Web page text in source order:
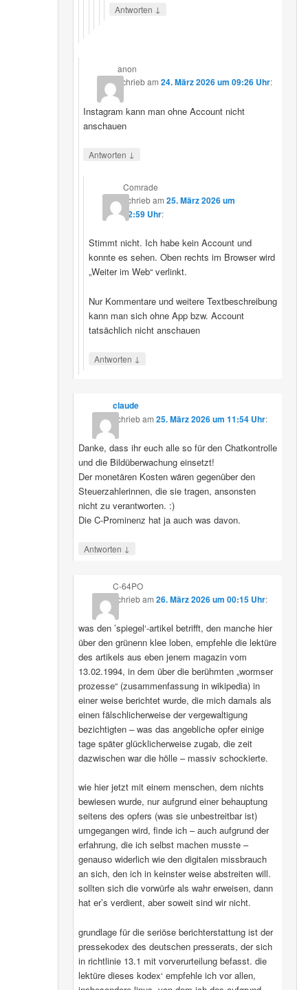
Antworten ↓
anon
schriebam24. März 2026 um 09:26 Uhr:
Instagram kann man ohne Account nicht
anschauen
Antworten ↓
Comrade
schriebam 25. März 2026 um
12:59 Uhr:
Stimmt nicht. Ich habe kein Account und
konnte es sehen. Oben rechts im Browser wird
„Weiter im Web“ verlinkt.
Nur Kommentare und weitere Textbeschreibung
kann man sich ohne App bzw. Account
tatsächlich nicht anschauen
Antworten ↓
claude
schriebam 25. März 2026 um 11:54 Uhr:
Danke, dass ihr euch alle so für den Chatkontrolle
und die Bildüberwachung einsetzt!
Der monetären Kosten wären gegenüber den
Steuerzahlerinnen, die sie tragen, ansonsten
nicht zu verantworten. :)
Die C-Prominenz hat ja auch was davon.
Antworten ↓
C-64PO
schriebam 26. März 2026 um 00:15 Uhr:
was den ’spiegel‘-artikel betrifft, den manche hier
über den grünenn klee loben, empfehle die lektüre
des artikels aus eben jenem magazin vom
13.02.1994, in dem über die berühmten „wormser
prozesse“ (zusammenfassung in wikipedia) in
einer weise berichtet wurde, die mich damals als
einen fälschlicherweise der vergewaltigung
bezichtigten – was das angebliche opfer einige
tage später glücklicherweise zugab, die zeit
dazwischen war die hölle – massiv schockierte.
wie hier jetzt mit einem menschen, dem nichts
bewiesen wurde, nur aufgrund einer behauptung
seitens des opfers (was sie unbestreitbar ist)
umgegangen wird, finde ich – auch aufgrund der
erfahrung, die ich selbst machen musste –
genauso widerlich wie den digitalen missbrauch
an sich, den ich in keinster weise abstreiten will.
sollten sich die vorwürfe als wahr erweisen, dann
hat er’s verdient, aber soweit sind wir nicht.
grundlage für die seriöse berichterstattung ist der
pressekodex des deutschen presserats, der sich
in richtlinie 13.1 mit vorverurteilung befasst. die
lektüre dieses kodex‘ empfehle ich vor allen,